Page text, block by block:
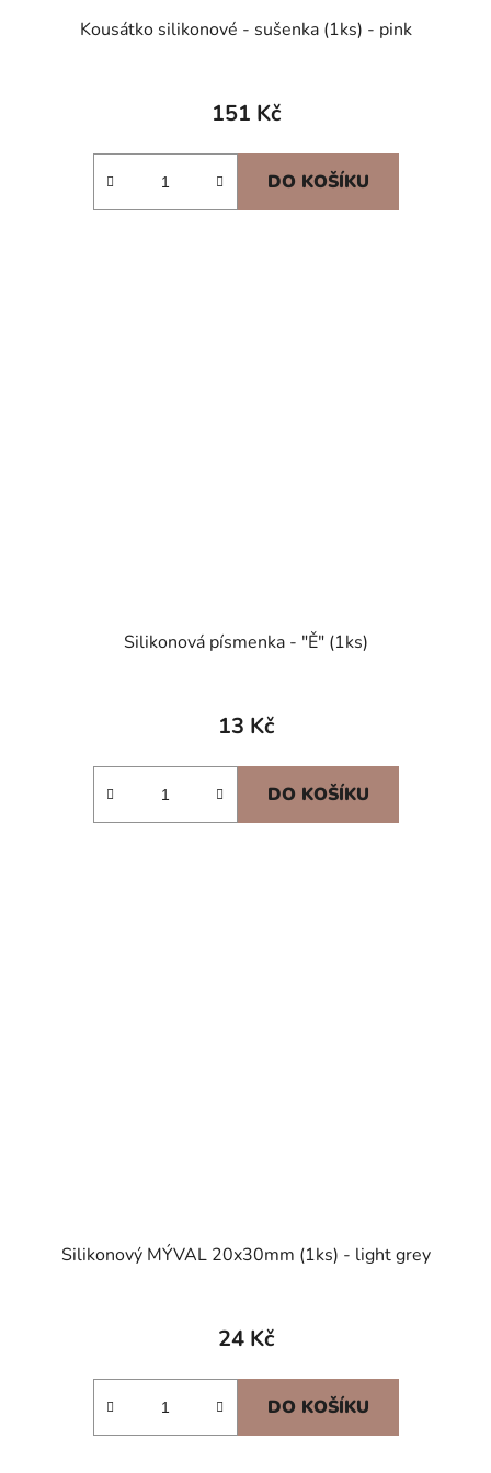
Kousátko silikonové - sušenka (1ks) - pink
151 Kč
DO KOŠÍKU
Silikonová písmenka - "Ě" (1ks)
13 Kč
DO KOŠÍKU
Silikonový MÝVAL 20x30mm (1ks) - light grey
24 Kč
DO KOŠÍKU